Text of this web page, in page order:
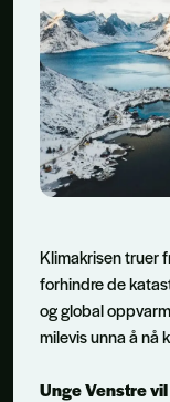
Klimakrisen truer
forhindre de
og global
milevis unna å nå
Unge Venstre